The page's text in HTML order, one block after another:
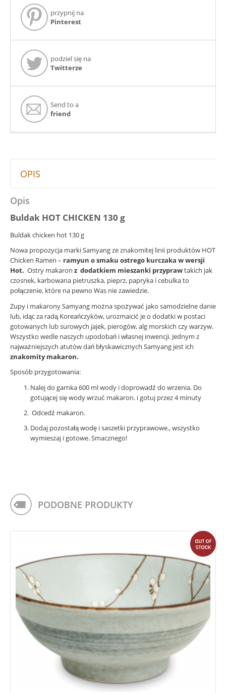
przypnij na
Pinterest
podziel się na
Twitterze
Send to a
friend
OPIS
Opis
Buldak HOT CHICKEN 130 g
Buldak chicken hot 130 g
Nowa propozycja marki Samyang ze znakomitej linii produktów HOT
Chicken Ramen – ramyun o smaku ostrego kurczaka w wersji
Hot. Ostry makaron z dodatkiem mieszanki przyprawtakich jak
czosnek, karbowana pietruszka, pieprz, papryka i cebulka to
połączenie, które na pewno Was nie zawiedzie.
Zupy i makarony Samyang można spożywać jako samodzielne danie
lub, idąc za radą Koreańczyków, urozmaicić je o dodatki w postaci
gotowanych lub surowych jajek, pierogów, alg morskich czy warzyw.
Wszystko wedle naszych upodobań i własnej inwencji. Jednym z
najważniejszych atutów dań błyskawicznych Samyang jest ich
znakomity makaron.
Sposób przygotowania:
Nalej do garnka 600 ml wody i doprowadź do wrzenia. Do
gotującej się wody wrzuć makaron. i gotuj przez 4 minuty
Odcedź makaron.
Dodaj pozostałą wodę i saszetki przyprawowe., wszystko
wymieszaj i gotowe. Smacznego!
PODOBNE PRODUKTY